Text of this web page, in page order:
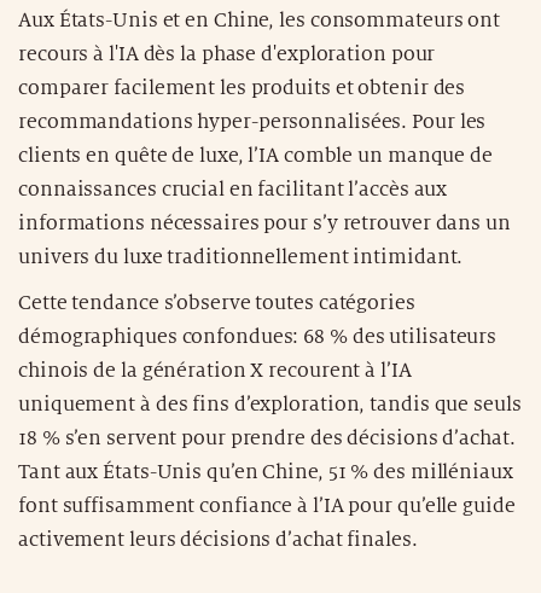
Aux États-Unis et en Chine, les consommateurs ont
recours à l'IA dès la phase d'exploration pour
comparer facilement les produits et obtenir des
recommandations hyper-personnalisées. Pour les
clients en quête de luxe, l’IA comble un manque de
connaissances crucial en facilitant l’accès aux
informations nécessaires pour s’y retrouver dans un
univers du luxe traditionnellement intimidant.
Cette tendance s’observe toutes catégories
démographiques confondues: 68 % des utilisateurs
chinois de la génération X recourent à l’IA
uniquement à des fins d’exploration, tandis que seuls
18 % s’en servent pour prendre des décisions d’achat.
Tant aux États-Unis qu’en Chine, 51 % des milléniaux
font suffisamment confiance à l’IA pour qu’elle guide
activement leurs décisions d’achat finales.